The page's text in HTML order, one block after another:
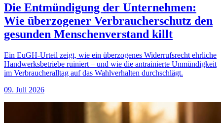
Die Entmündigung der Unternehmen:
Wie überzogener Verbraucherschutz den
gesunden Menschenverstand killt
Ein EuGH-Urteil zeigt, wie ein überzogenes Widerrufsrecht ehrliche
Handwerksbetriebe ruiniert – und wie die antrainierte Unmündigkeit
im Verbraucheralltag auf das Wahlverhalten durchschlägt.
09. Juli 2026